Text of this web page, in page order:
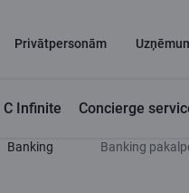
Privātpersonām
C Infinite Concierge
Banking
Banking